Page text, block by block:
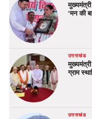
मुख्यमंत्री
‘मन की
उत्तराखंड
मुख्यमंत्री
ग्राम
उत्तराखंड